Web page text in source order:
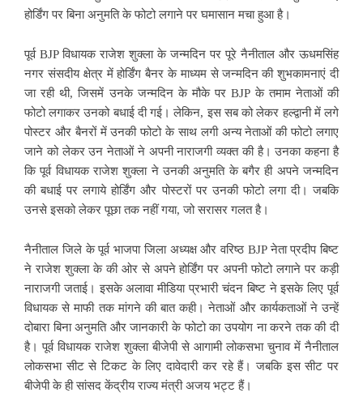
होर्डिंग पर बिना अनुमति के फोटो लगाने पर घमासान मचा हुआ है।
पूर्व BJP विधायक राजेश शुक्ला के जन्मदिन पर पूरे नैनीताल और ऊधमसिंह
नगर संसदीय क्षेत्र में होर्डिंग बैनर के माध्यम से जन्मदिन की शुभकामनाएं दी
जा रही थी, जिसमें उनके जन्मदिन के मौके पर BJP के तमाम नेताओं की
फोटो लगाकर उनको बधाई दी गई। लेकिन, इस सब को लेकर हल्द्वानी में लगे
पोस्टर और बैनरों में उनकी फोटो के साथ लगी अन्य नेताओं की फोटो लगाए
जाने को लेकर उन नेताओं ने अपनी नाराजगी व्यक्त की है। उनका कहना है
कि पूर्व विधायक राजेश शुक्ला ने उनकी अनुमति के बगैर ही अपने जन्मदिन
की बधाई पर लगाये होर्डिंग और पोस्टरों पर उनकी फोटो लगा दी। जबकि
उनसे इसको लेकर पूछा तक नहीं गया, जो सरासर गलत है।
नैनीताल जिले के पूर्व भाजपा जिला अध्यक्ष और वरिष्ठ BJP नेता प्रदीप बिष्ट
ने राजेश शुक्ला के की ओर से अपने होर्डिंग पर अपनी फोटो लगाने पर कड़ी
नाराजगी जताई। इसके अलावा मीडिया प्रभारी चंदन बिष्ट ने इसके लिए पूर्व
विधायक से माफी तक मांगने की बात कही। नेताओं और कार्यकताओं ने उन्हें
दोबारा बिना अनुमति और जानकारी के फोटो का उपयोग ना करने तक की दी
है। पूर्व विधायक राजेश शुक्ला बीजेपी से आगामी लोकसभा चुनाव में नैनीताल
लोकसभा सीट से टिकट के लिए दावेदारी कर रहे हैं। जबकि इस सीट पर
बीजेपी के ही सांसद केंद्रीय राज्य मंत्री अजय भट्ट हैं।